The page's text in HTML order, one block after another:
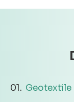
Geotextile